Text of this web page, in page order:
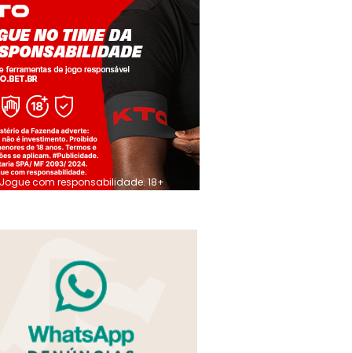
Jogue com responsabilidade. 18+